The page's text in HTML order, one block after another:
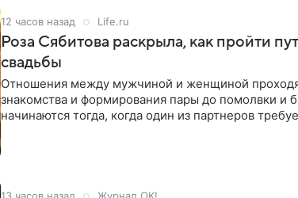
12 часов назад Life.ru
Роза Сябитова раскрыла, как пройти
свадьбы
Отношения между мужчиной и женщиной
знакомства и формирования пары до помолвки и
начинаются тогда, когда один из партнеров